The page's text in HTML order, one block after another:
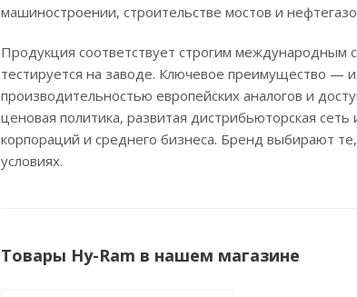
машиностроении, строительстве мостов и
Продукция соответствует строгим международным
тестируется на заводе. Ключевое преимущество —
производительностью европейских аналогов и
ценовая политика, развитая дистрибьюторская
корпораций и среднего бизнеса. Бренд выбирают
условиях.
Товары Hy-Ram в нашем магазине